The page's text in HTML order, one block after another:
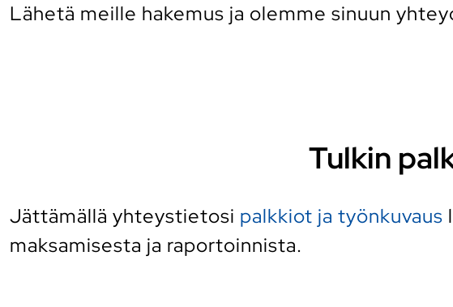
Lähetä meille hakemus ja olemme sinuun
Tulkin
Jättämällä yhteystietosi palkkiot ja työnkuvaus
maksamisesta ja raportoinnista.